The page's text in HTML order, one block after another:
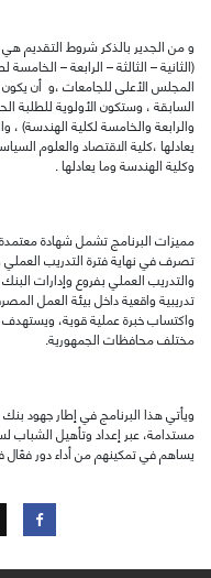
و من الجدير بالذكرشروط التقديم هي
(الثانية – الثالثة – الرابعة –
المجلس الأعلى للجامعات ،و أن يكون
السابقة ، وستكون الأولوية للطلبة
والرابعة والخامسة لكلية الهندسة)
يعادلها ،كلية الاقتصاد والعلوم
وكلية الهندسة وما يعادلها .
مميزات البرنامج تشمل شهادة
تصرف في نهاية فترة التدريب
والتدريب العملي بفروع وإدارات
تدريبية واقعية داخل بيئة العمل
مختلف محافظات الجمهورية.
ويأتي هذا البرنامج في إطار
مستدامة، عبر إعداد وتأهيل
يساهم في تمكينهم من أداء دور فعّال